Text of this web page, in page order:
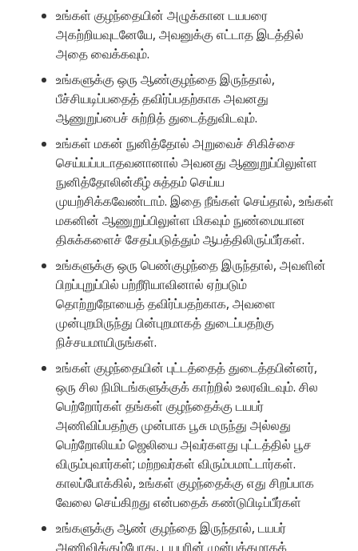
உங்கள் குழந்தையின் அழுக்கான டயபரை
அகற்றியவுடனேயே, அவனுக்கு எட்டாத இடத்தில்
அதை வைக்கவும்.
உங்களுக்கு ஒரு ஆண்குழந்தை இருந்தால்,
பீச்சியடிப்பதைத் தவிர்ப்பதற்காக அவனது
ஆணுறுப்பைச் சுற்றித் துடைத்துவிடவும்.
உங்கள் மகன் நுனித்தோல் அறுவைச் சிகிச்சை
செய்யப்படாதவனானால் அவனது ஆணுறுப்பிலுள்ள
நுனித்தோலின்கீழ் சுத்தம் செய்ய
முயற்சிக்கவேண்டாம். இதை நீங்கள் செய்தால், உங்கள்
மகனின் ஆணுறுப்பிலுள்ள மிகவும் நுண்மையான
திசுக்களைச் சேதப்படுத்தும் ஆபத்திலிருப்பீர்கள்.
உங்களுக்கு ஒரு பெண்குழந்தை இருந்தால், அவளின்
பிறப்புறுப்பில் பற்றீரியாவினால் ஏற்படும்
தொற்றுநோயைத் தவிர்ப்பதற்காக, அவளை
முன்புறமிருந்து பின்புறமாகத் துடைப்பதற்கு
நிச்சயமாயிருங்கள்.
உங்கள் குழந்தையின் புட்டத்தைத் துடைத்தபின்னர்,
ஒரு சில நிமிடங்களுக்குக் காற்றில் உலரவிடவும். சில
பெற்றோர்கள் தங்கள் குழந்தைக்கு டயபர்
அணிவிப்பதற்கு முன்பாக பூசு மருந்து அல்லது
பெற்றோலியம் ஜெலியை அவர்களது புட்டத்தில் பூச
விரும்புவார்கள்; மற்றவர்கள் விரும்பமாட்டார்கள்.
காலப்போக்கில், உங்கள் குழந்தைக்கு எது சிறப்பாக
வேலை செய்கிறது என்பதைக் கண்டுபிடிப்பீர்கள்
உங்களுக்கு ஆண் குழந்தை இருந்தால், டயபர்
அணிவிக்கும்போது, டயபரின் முன்பக்கமாகக்